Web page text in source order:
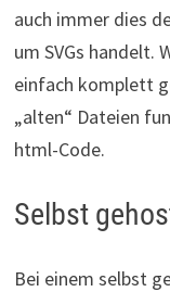
auch immer dies
um SVGs handelt.
einfach komplett
„alten“ Dateien
html-Code.
Selbst
Bei einem selbst